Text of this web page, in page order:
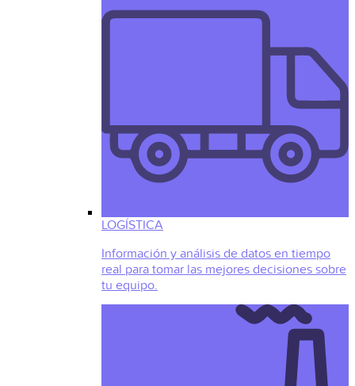
LOGÍSTICA
Información y análisis de datos en tiempo
real para tomar las mejores decisiones sobre
tu equipo.